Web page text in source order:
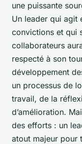
une puissante
Un leader qui agit
convictions et qui
collaborateurs
respecté à son
développement
un processus de
travail, de la
d’amélioration.
des efforts : un
atout majeur pour